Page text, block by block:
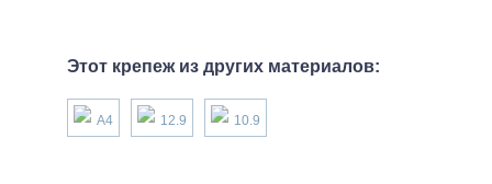
Этот крепеж из других материалов:
А4 12.9 10.9